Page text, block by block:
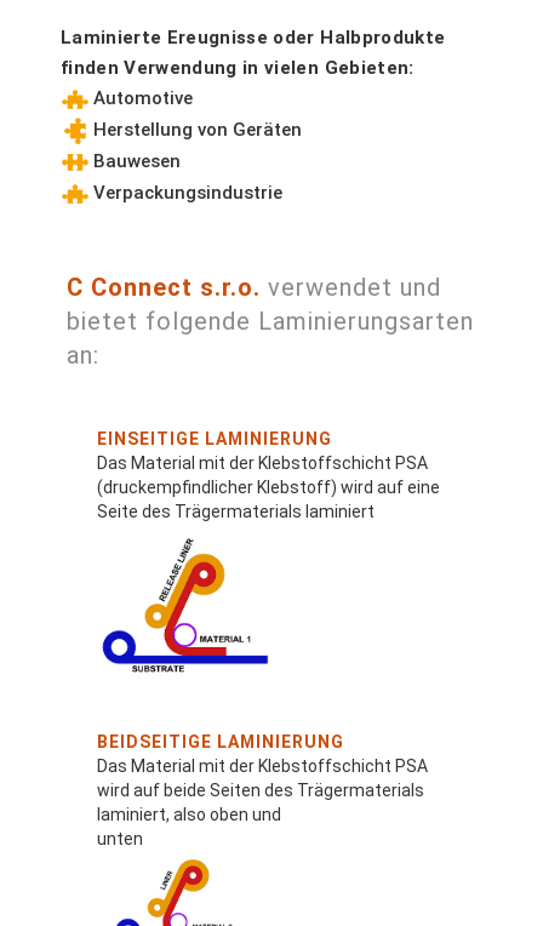
Laminierte Ereugnisse oder Halbprodukte
finden Verwendung in vielen Gebieten:
Automotive
Herstellung von Geräten
Bauwesen
Verpackungsindustrie
C Connect s.r.o.verwendet und
bietet folgende Laminierungsarten
an:
EINSEITIGE LAMINIERUNG
Das Material mit der Klebstoffschicht PSA
(druckempfindlicher Klebstoff) wird auf eine
Seite des Trägermaterials laminiert
BEIDSEITIGE LAMINIERUNG
Das Material mit der Klebstoffschicht PSA
wird auf beide Seiten des Trägermaterials
laminiert, also oben und
unten